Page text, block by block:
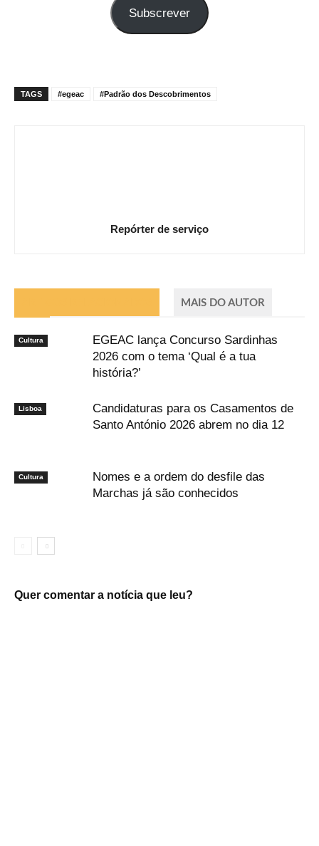
Subscrever
TAGS #egeac #Padrão dos Descobrimentos
Repórter de serviço
MAIS DO AUTOR
Cultura
EGEAC lança Concurso Sardinhas
2026 com o tema ‘Qual é a tua
história?’
Lisboa
Candidaturas para os Casamentos de
Santo António 2026 abrem no dia 12
Cultura
Nomes e a ordem do desfile das
Marchas já são conhecidos
Quer comentar a notícia que leu?